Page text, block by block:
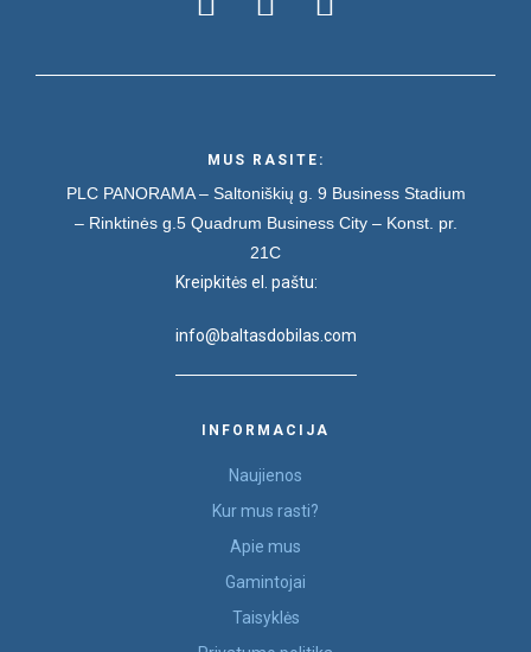
MUS RASITE:
PLC PANORAMA – Saltoniškių g. 9 Business Stadium
– Rinktinės g.5 Quadrum Business City – Konst. pr.
21C
Kreipkitės el. paštu:
info@baltasdobilas.com
INFORMACIJA
Naujienos
Kur mus rasti?
Apie mus
Gamintojai
Taisyklės